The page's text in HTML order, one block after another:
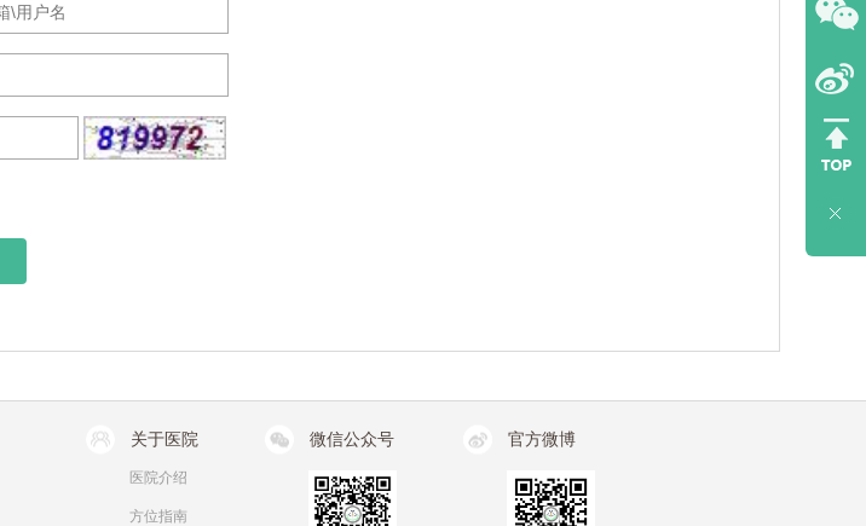
关于医院
医院介绍
方位指南
微信公众号 官方微博